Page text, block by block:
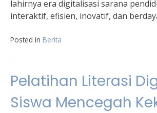
lahirnya era digitalisasi sarana
interaktif, efisien, inovatif, dan
Posted in Berita
Pelatihan Literasi
Siswa Mencegah